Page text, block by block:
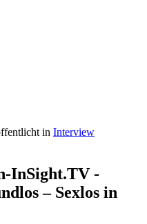
in Interview
InSight.TV -
– Sexlos in